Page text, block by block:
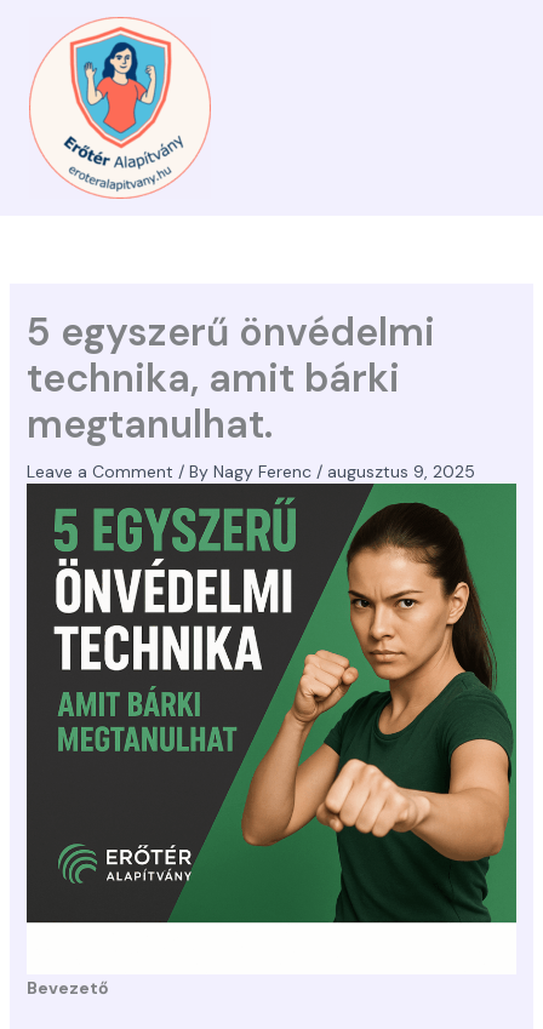
content
5 egyszerű önvédelmi
technika, amit bárki
megtanulhat.
Leave a Comment / By Nagy Ferenc / augusztus 9, 2025
Bevezető